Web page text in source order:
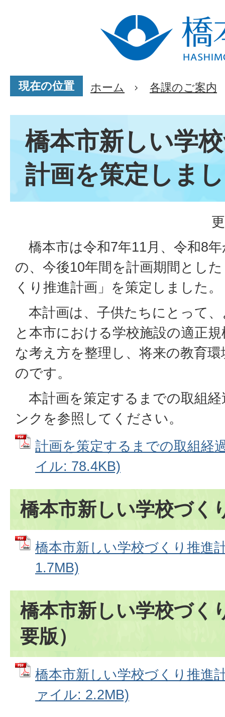
現在の位置 ホーム 各課のご案内
橋本市新しい学
計画を策定しま
橋本市は令和7年11月、令和8
の、今後10年間を計画期間とし
くり推進計画」を策定しました。
本計画は、子供たちにとって
と本市における学校施設の適正
な考え方を整理し、将来の教育
のです。
本計画を策定するまでの取組
ンクを参照してください。
計画を策定するまでの取組経
イル: 78.4KB)
橋本市新しい学校づく
橋本市新しい学校づくり推進
1.7MB)
橋本市新しい学校づく
要版）
橋本市新しい学校づくり推進
ァイル: 2.2MB)